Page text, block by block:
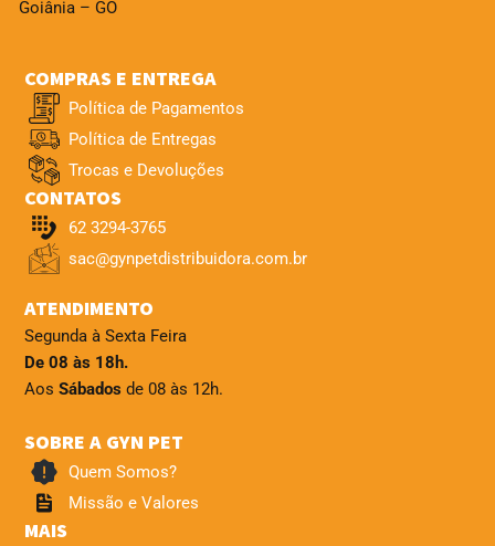
Goiânia – GO
COMPRAS E ENTREGA
Política de Pagamentos
Política de Entregas
Trocas e Devoluções
CONTATOS
62 3294-3765
sac@gynpetdistribuidora.com.br
ATENDIMENTO
Segunda à Sexta Feira
De 08 às 18h.
Aos Sábados de 08 às 12h.
SOBRE A GYN PET
Quem Somos?
Missão e Valores
MAIS